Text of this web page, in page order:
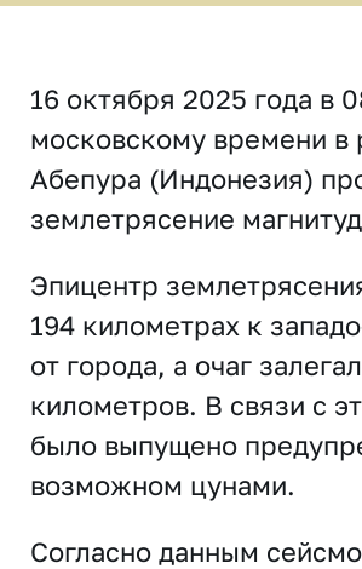
16 октября 2025 года в
московскому времени в
Абепура (Индонезия)
землетрясение
Эпицентр
194 километрах к
от города, а очаг
километров. В связи с
было выпущено
возможном цунами.
Согласно данным